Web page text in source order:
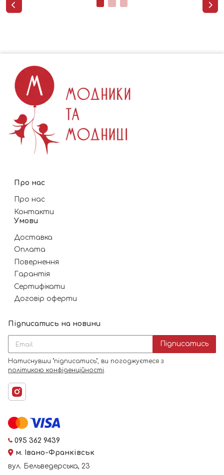
 
Про нас
Про нас
Контакти
Умови
Доставка
Оплата
Повернення
Гарантія
Сертифікати
Договір оферти
Підписатись на новини
Підписатись
Натиснувши "підписатись", ви погоджуєтеся з
політикою конфіденційності.
095 362 9439
м. Івано-Франківськ
вул. Бельведерська, 23